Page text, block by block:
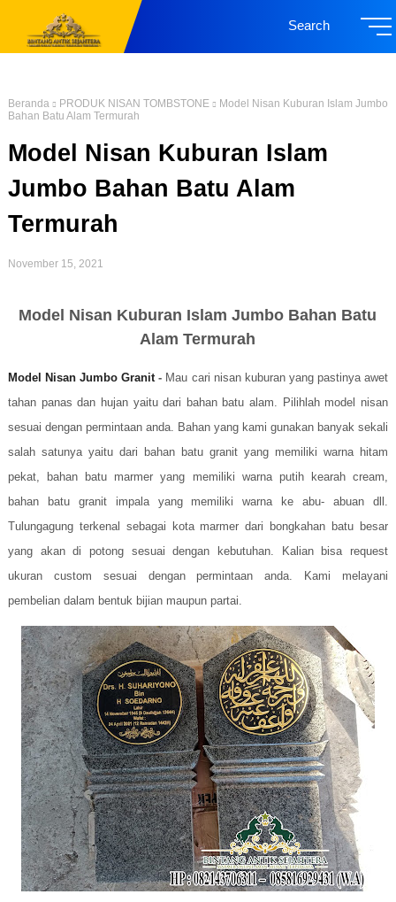
Search
Beranda PRODUK NISAN TOMBSTONE
Model Nisan Kuburan Islam Jumbo
Bahan Batu Alam Termurah
Model Nisan Kuburan Islam
Jumbo Bahan Batu Alam
Termurah
November 15, 2021
Model Nisan Kuburan Islam Jumbo Bahan Batu
Alam Termurah
Model Nisan Jumbo Granit- Mau cari nisan kuburan yang pastinya awet
tahan panas dan hujan yaitu dari bahan batu alam. Pilihlah model nisan
sesuai dengan permintaan anda. Bahan yang kami gunakan banyak sekali
salah satunya yaitu dari bahan batu granit yang memiliki warna hitam
pekat, bahan batu marmer yang memiliki warna putih kearah cream,
bahan batu granit impala yang memiliki warna ke abu- abuan dll.
Tulungagung terkenal sebagai kota marmer dari bongkahan batu besar
yang akan di potong sesuai dengan kebutuhan. Kalian bisa request
ukuran custom sesuai dengan permintaan anda. Kami melayani
pembelian dalam bentuk bijian maupun partai.